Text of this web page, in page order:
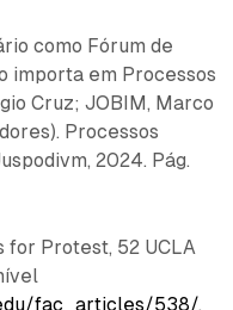
como Fórum de
importa em Processos
Cruz; JOBIM, Marco
Processos
2024. Pág.
for Protest, 52 UCLA
fac_articles/538/.